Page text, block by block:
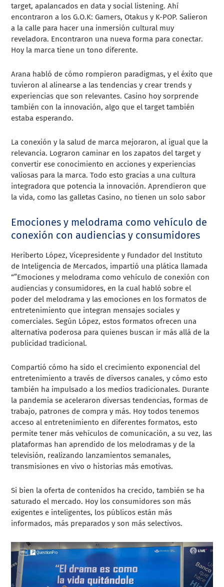
target, apalancados en data y social listening. Ahí
encontraron a los G.O.K: Gamers, Otakus y K-POP. Salieron
a la calle para hacer una inmersión cultural muy
reveladora. Encontraron una nueva forma para conectar.
Hoy la marca tiene un tono diferente.
Arana habló de cómo rompieron paradigmas, y el éxito que
tuvieron al alinearse a las tendencias y crear trends y
experiencias que son relevantes. Casino hoy sorprende
también con la innovación, algo que el target también
estaba esperando.
La conexión y la salud de marca mejoraron, al igual que la
relevancia. Lograron caminar en los zapatos del target y
convertir ese conocimiento en acciones y experiencias
valiosas para la marca. Todo esto gracias a una cultura
integradora que potencia la innovación. Aprendieron que
la vida, como las galletas Casino, no tienen un solo sabor
Emociones y melodrama como vehículo de
conexión con audiencias y consumidores
Heriberto López, Vicepresidente y Fundador del Instituto
de Inteligencia de Mercados, impartió una plática llamada
“”Emociones y melodrama como vehículo de conexión con
audiencias y consumidores, en la cual habló sobre el
poder del melodrama y las emociones en los formatos de
entretenimiento que integran mensajes sociales y
comerciales. Según López, estos formatos ofrecen una
alternativa poderosa para quienes buscan ir más allá de la
publicidad tradicional.
Compartió cómo ha sido el crecimiento exponencial del
entretenimiento a través de diversos canales, y cómo esto
también ha impulsado a los medios tradicionales. Durante
la pandemia se aceleraron diversas tendencias, formas de
trabajo, patrones de compra y más. Hoy todos tenemos
acceso al entretenimiento en diferentes formatos, esto
permite tener más vehículos de comunicación, a su vez, las
plataformas han aprendido de los melodramas y de la
televisión, realizando lanzamientos semanales,
transmisiones en vivo o historias más emotivas.
Si bien la oferta de contenidos ha crecido, también se ha
saturado el mercado. Hoy los consumidores son más
exigentes e inteligentes, los públicos están más
informados, más preparados y son más selectivos.